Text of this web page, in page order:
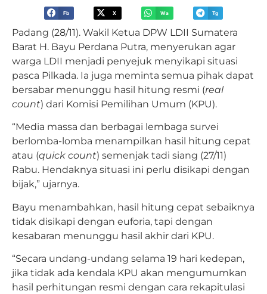
Fb X Wa Tg
Padang (28/11). Wakil Ketua DPW LDII Sumatera
Barat H. Bayu Perdana Putra, menyerukan agar
warga LDII menjadi penyejuk menyikapi situasi
pasca Pilkada. Ia juga meminta semua pihak dapat
bersabar menunggu hasil hitung resmi (real
count) dari Komisi Pemilihan Umum (KPU).
“Media massa dan berbagai lembaga survei
berlomba-lomba menampilkan hasil hitung cepat
atau (quick count) semenjak tadi siang (27/11)
Rabu. Hendaknya situasi ini perlu disikapi dengan
bijak,” ujarnya.
Bayu menambahkan, hasil hitung cepat sebaiknya
tidak disikapi dengan euforia, tapi dengan
kesabaran menunggu hasil akhir dari KPU.
“Secara undang-undang selama 19 hari kedepan,
jika tidak ada kendala KPU akan mengumumkan
hasil perhitungan resmi dengan cara rekapitulasi